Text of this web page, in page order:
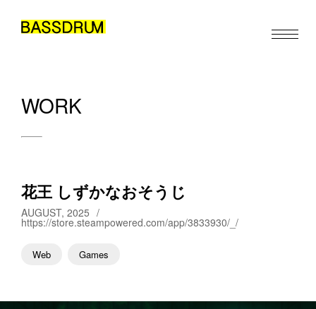
ABOUT
MEMBERS
NEWS/EVENTS
WORK
花王 しずかなおそうじ
AUGUST, 2025 /
https://store.steampowered.com/app/3833930/_/
Web Games